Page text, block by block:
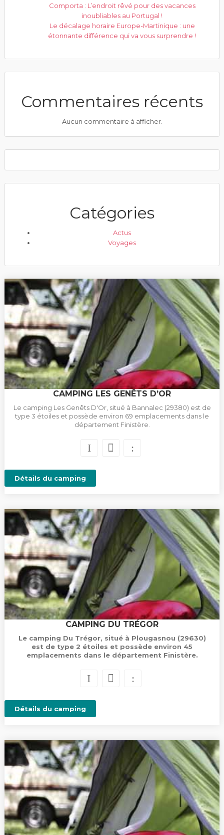
Comporta : L’endroit rêvé pour des vacances
inoubliables au Portugal !
Le décalage horaire Europe-Martinique : une
étonnante différence qui va vous surprendre !
Commentaires récents
Aucun commentaire à afficher.
Catégories
Actus
Voyages
CAMPING LES GENÊTS D’OR
Le camping Les Genêts D'Or, situé à Bannalec (29380) est de
type 3 étoiles et possède environ 69 emplacements dans le
département Finistère.
Détails du camping
CAMPING DU TRÉGOR
Le camping Du Trégor, situé à Plougasnou (29630)
est de type 2 étoiles et possède environ 45
emplacements dans le département Finistère.
Détails du camping